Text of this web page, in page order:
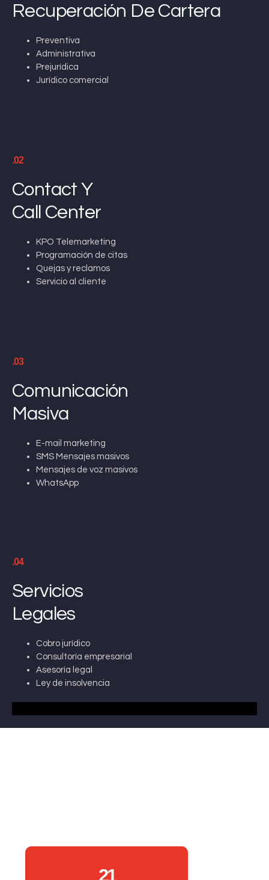
Recuperación De Cartera
Preventiva
Administrativa
Prejurídica
Jurídico comercial
.02
Contact Y
Call Center
KPO Telemarketing
Programación de citas
Quejas y reclamos
Servicio al cliente
.03
Comunicación
Masiva
E-mail marketing
SMS Mensajes masivos
Mensajes de voz masivos
WhatsApp
.04
Servicios
Legales
Cobro jurídico
Consultoría empresarial
Asesoría legal
Ley de insolvencia
21